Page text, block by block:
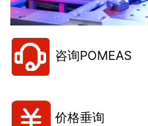
咨询POMEAS
价格垂询